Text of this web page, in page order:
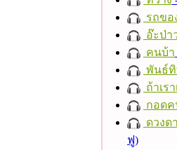
รถขอ
อ๊ะป่า
คนบ้า
พันธ์
ถ้าเร
กอดค
ดวงด
ฟู)